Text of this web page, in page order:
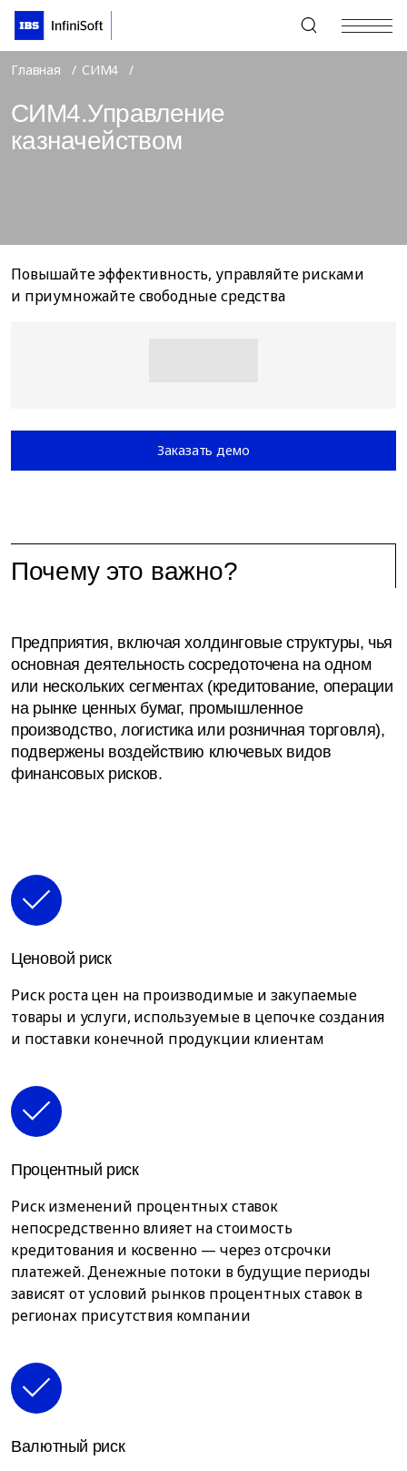
+7 (495) 967-80-80
Главная СИМ4
СИМ4.Управление
казначейством
Повышайте эффективность, управляйте рисками
и приумножайте свободные средства
Заказать демо
Почему это важно?
Предприятия, включая холдинговые структуры, чья
основная деятельность сосредоточена на одном
или нескольких сегментах (кредитование, операции
на рынке ценных бумаг, промышленное
производство, логистика или розничная торговля),
подвержены воздействию ключевых видов
финансовых рисков.
Ценовой риск
Риск роста цен на производимые и закупаемые
товары и услуги, используемые в цепочке создания
и поставки конечной продукции клиентам
Процентный риск
Риск изменений процентных ставок
непосредственно влияет на стоимость
кредитования и косвенно — через отсрочки
платежей. Денежные потоки в будущие периоды
зависят от условий рынков процентных ставок в
регионах присутствия компании
Валютный риск